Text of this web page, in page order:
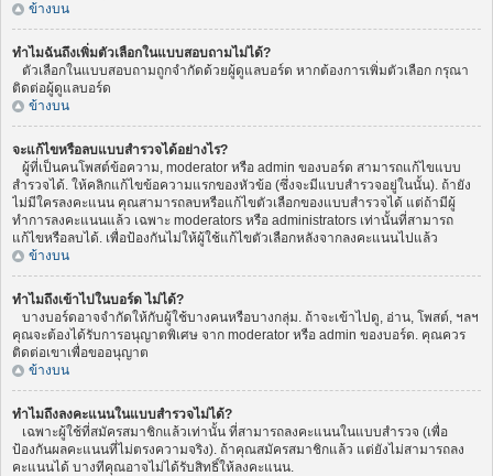
ข้างบน
ทำไมฉันถึงเพิ่มตัวเลือกในแบบสอบถามไม่ได้?
ตัวเลือกในแบบสอบถามถูกจำกัดด้วยผู้ดูแลบอร์ด หากต้องการเพิ่มตัวเลือก กรุณา
ติดต่อผู้ดูแลบอร์ด
ข้างบน
จะแก้ไขหรือลบแบบสำรวจได้อย่างไร?
ผู้ที่เป็นคนโพสต์ข้อความ, moderator หรือ admin ของบอร์ด สามารถแก้ไขแบบ
สำรวจได้. ให้คลิกแก้ไขข้อความแรกของหัวข้อ (ซึ่งจะมีแบบสำรวจอยู่ในนั้น). ถ้ายัง
ไม่มีใครลงคะแนน คุณสามารถลบหรือแก้ไขตัวเลือกของแบบสำรวจได้ แต่ถ้ามีผู้
ทำการลงคะแนนแล้ว เฉพาะ moderators หรือ administrators เท่านั้นที่สามารถ
แก้ไขหรือลบได้. เพื่อป้องกันไม่ให้ผู้ใช้แก้ไขตัวเลือกหลังจากลงคะแนนไปแล้ว
ข้างบน
ทำไมถึงเข้าไปในบอร์ด ไม่ได้?
บางบอร์ดอาจจำกัดให้กับผู้ใช้บางคนหรือบางกลุ่ม. ถ้าจะเข้าไปดู, อ่าน, โพสต์, ฯลฯ
คุณจะต้องได้รับการอนุญาตพิเศษ จาก moderator หรือ admin ของบอร์ด. คุณควร
ติดต่อเขาเพื่อขออนุญาต
ข้างบน
ทำไมถึงลงคะแนนในแบบสำรวจไม่ได้?
เฉพาะผู้ใช้ที่สมัครสมาชิกแล้วเท่านั้น ที่สามารถลงคะแนนในแบบสำรวจ (เพื่อ
ป้องกันผลคะแนนที่ไม่ตรงความจริง). ถ้าคุณสมัครสมาชิกแล้ว แต่ยังไม่สามารถลง
คะแนนได้ บางทีคุณอาจไม่ได้รับสิทธิ์ให้ลงคะแนน.